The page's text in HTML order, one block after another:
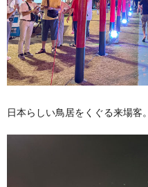
日本らしい鳥居をくぐる来場客。